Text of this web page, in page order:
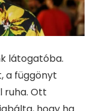
látogatóba.
a függönyt
ruha. Ott